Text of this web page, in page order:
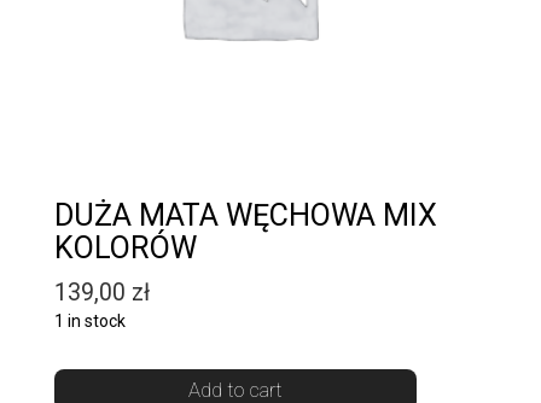
DUŻA MATA WĘCHOWA MIX
KOLORÓW
139,00 zł
1 in stock
Add to cart